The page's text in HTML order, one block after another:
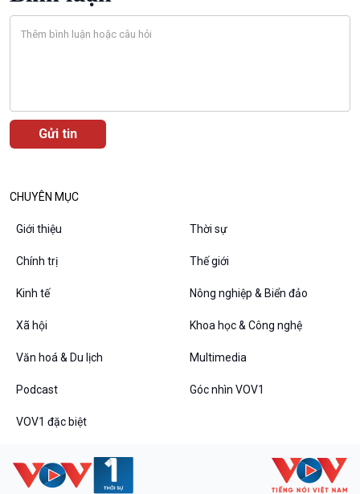
Văn hoá & Du lịch
Tin Văn hoá & Du lịch
Multimedia
Podcast
Góc nhìn VOV1
10 phút Sự kiện - Luận bàn
Câu chuyện thời sự
Dòng chảy sự kiện
Đối thoại
Chuyện đêm
VOV1 đặc biệt
CHUYÊN MỤC
Giới thiệu Thời sự
Chính trị Thế giới
Kinh tế Nông nghiệp & Biển đảo
Xã hội Khoa học & Công nghệ
Văn hoá & Du lịch Multimedia
Podcast Góc nhìn VOV1
VOV1 đặc biệt